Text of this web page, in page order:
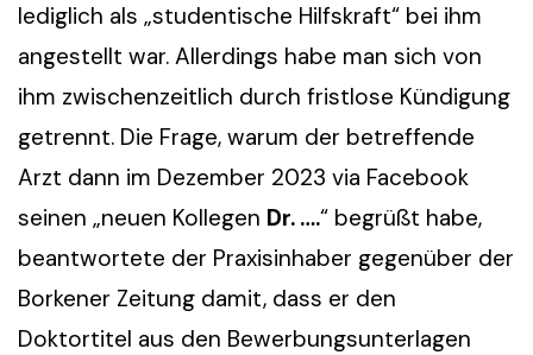
lediglich als „studentische Hilfskraft“ bei ihm
angestellt war. Allerdings habe man sich von
ihm zwischenzeitlich durch fristlose Kündigung
getrennt. Die Frage, warum der betreffende
Arzt dann im Dezember 2023 via Facebook
seinen „neuen Kollegen Dr. ….“ begrüßt habe,
beantwortete der Praxisinhaber gegenüber der
Borkener Zeitung damit, dass er den
Doktortitel aus den Bewerbungsunterlagen